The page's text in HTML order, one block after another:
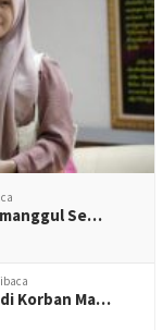
Se…
Korban Ma…